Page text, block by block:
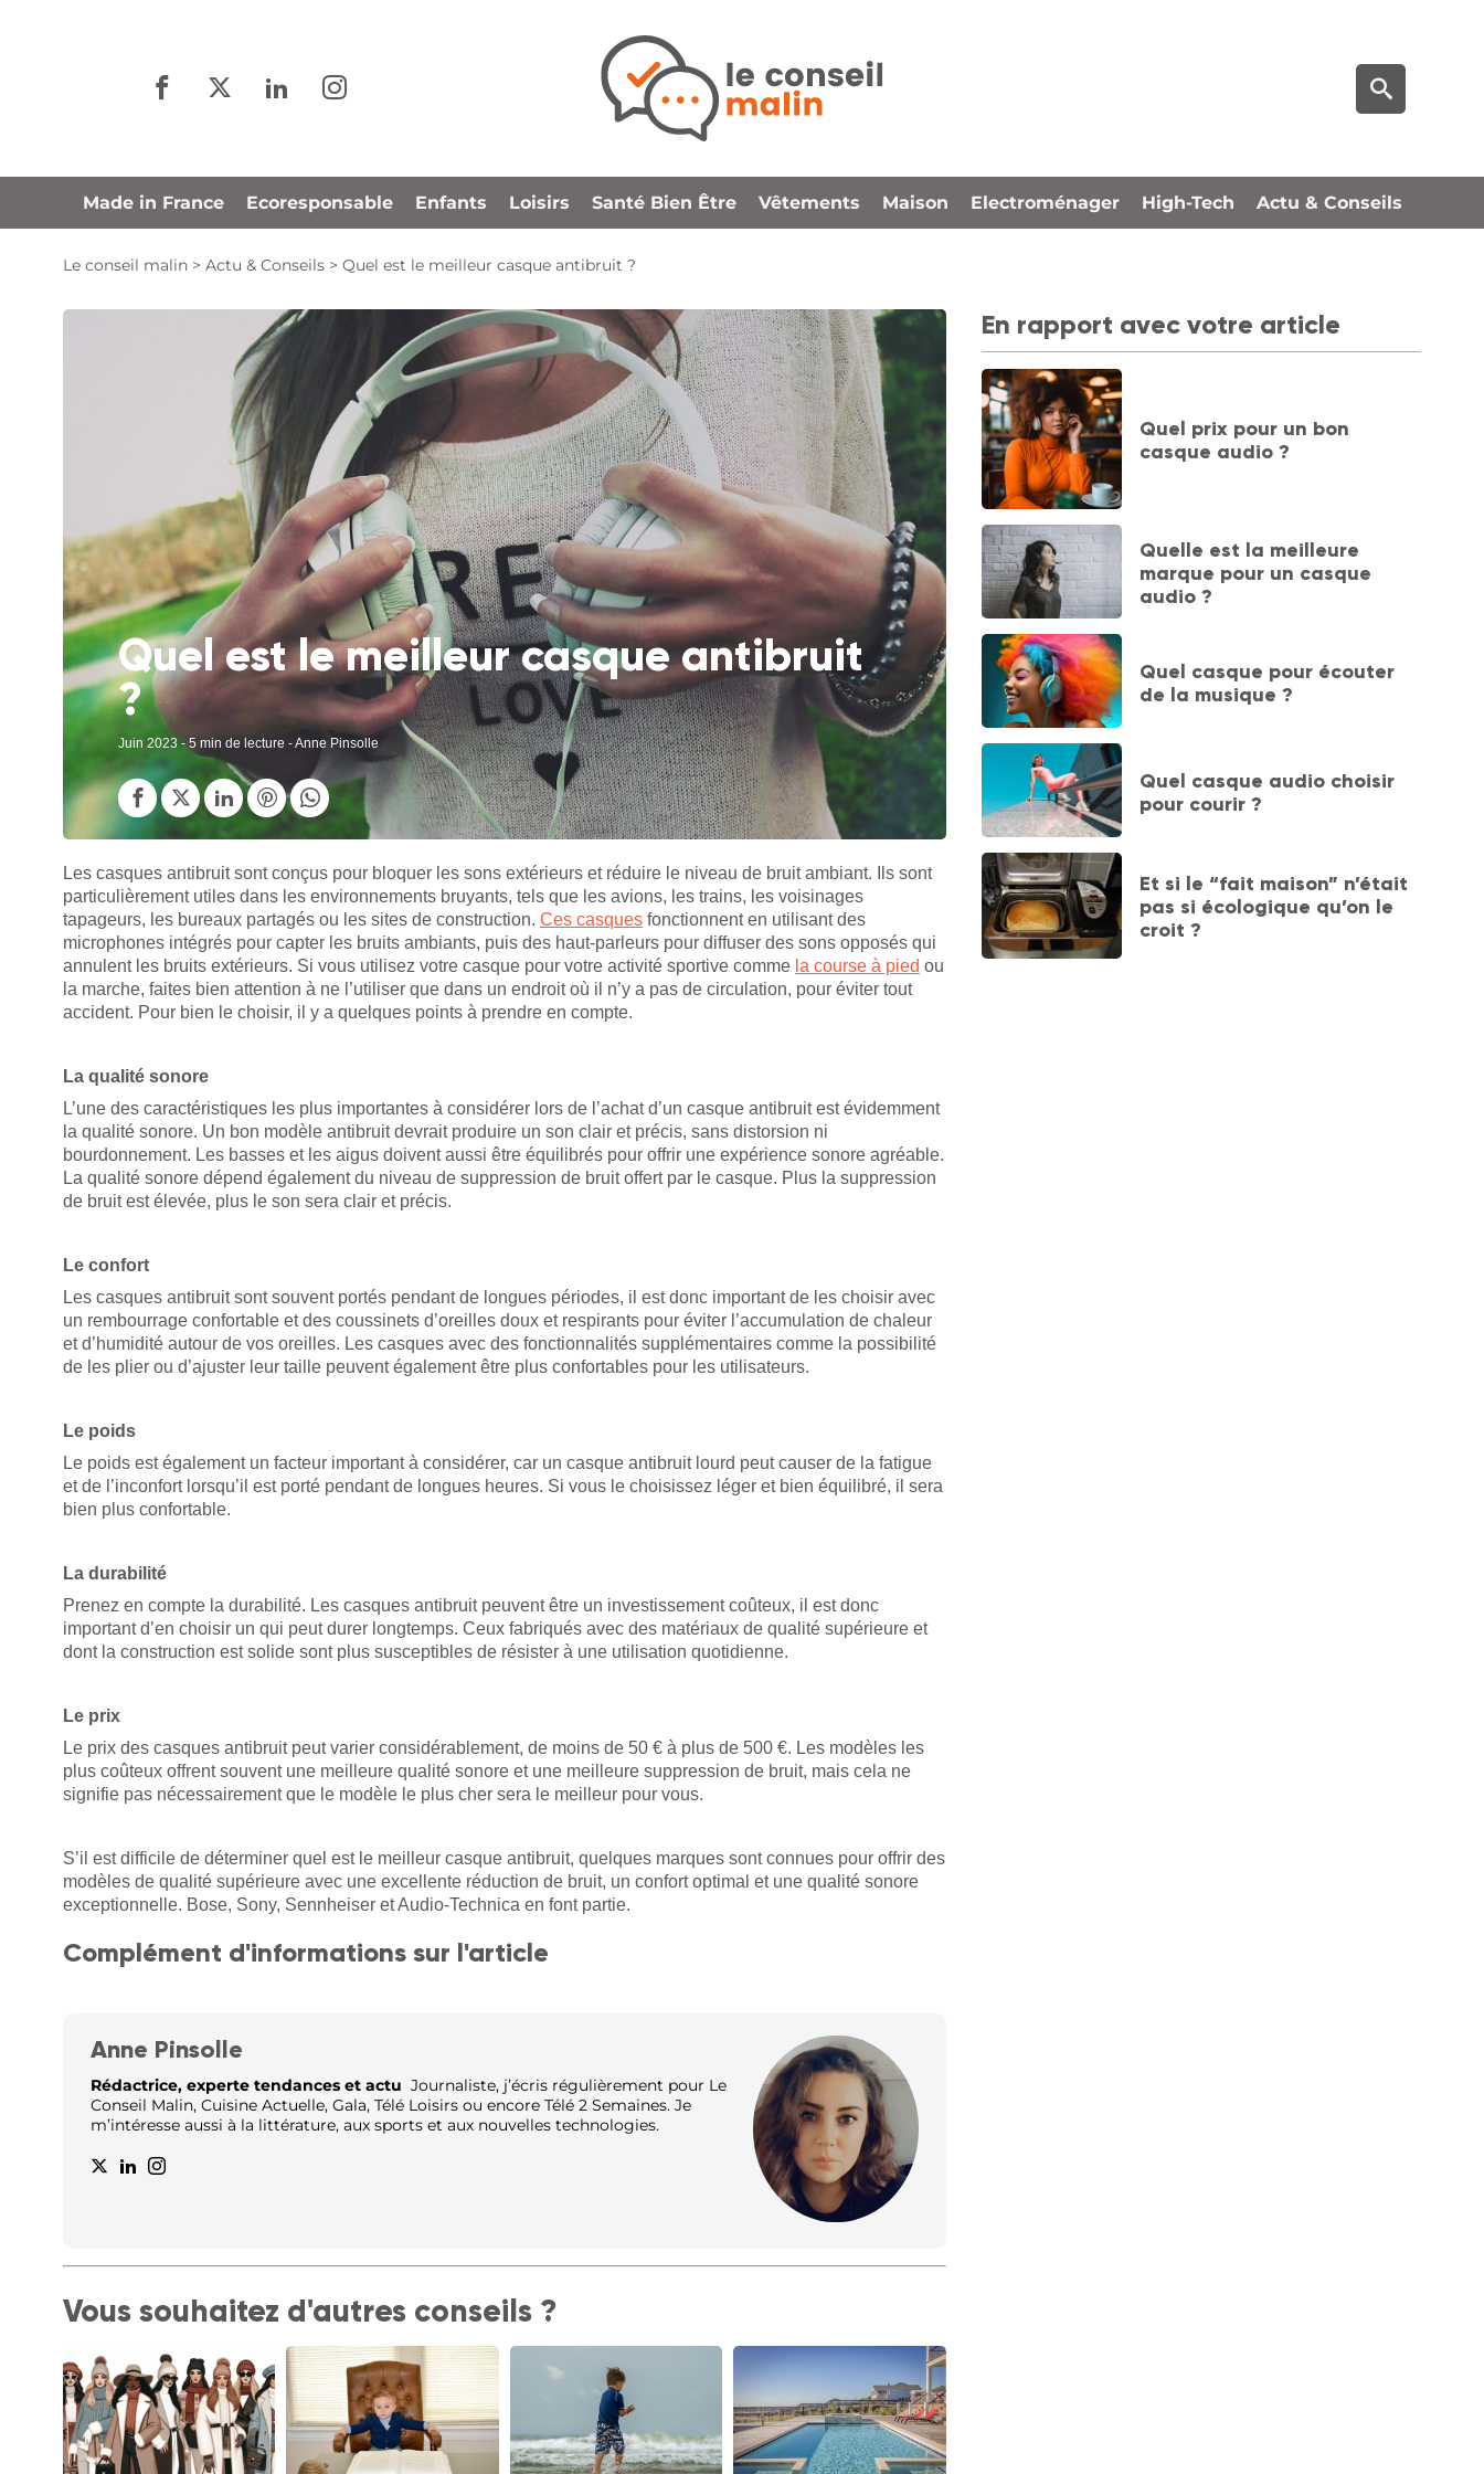
Made in France Ecoresponsable Enfants Loisirs Santé Bien Être Vêtements Maison Electroménager High-Tech Actu & Conseils
Le conseil malin > Actu & Conseils > Quel est le meilleur casque antibruit ?
Quel est le meilleur casque antibruit
?
Juin 2023- 5 min de lecture - Anne Pinsolle
Les casques antibruit sont conçus pour bloquer les sons extérieurs et réduire le niveau de bruit ambiant. Ils sont
particulièrement utiles dans les environnements bruyants, tels que les avions, les trains, les voisinages
tapageurs, les bureaux partagés ou les sites de construction. Ces casques fonctionnent en utilisant des
microphones intégrés pour capter les bruits ambiants, puis des haut-parleurs pour diffuser des sons opposés qui
annulent les bruits extérieurs. Si vous utilisez votre casque pour votre activité sportive comme la course à pied ou
la marche, faites bien attention à ne l’utiliser que dans un endroit où il n’y a pas de circulation, pour éviter tout
accident. Pour bien le choisir, il y a quelques points à prendre en compte.
La qualité sonore
L’une des caractéristiques les plus importantes à considérer lors de l’achat d’un casque antibruit est évidemment
la qualité sonore. Un bon modèle antibruit devrait produire un son clair et précis, sans distorsion ni
bourdonnement. Les basses et les aigus doivent aussi être équilibrés pour offrir une expérience sonore agréable.
La qualité sonore dépend également du niveau de suppression de bruit offert par le casque. Plus la suppression
de bruit est élevée, plus le son sera clair et précis.
Le confort
Les casques antibruit sont souvent portés pendant de longues périodes, il est donc important de les choisir avec
un rembourrage confortable et des coussinets d’oreilles doux et respirants pour éviter l’accumulation de chaleur
et d’humidité autour de vos oreilles. Les casques avec des fonctionnalités supplémentaires comme la possibilité
de les plier ou d’ajuster leur taille peuvent également être plus confortables pour les utilisateurs.
Le poids
Le poids est également un facteur important à considérer, car un casque antibruit lourd peut causer de la fatigue
et de l’inconfort lorsqu’il est porté pendant de longues heures. Si vous le choisissez léger et bien équilibré, il sera
bien plus confortable.
La durabilité
Prenez en compte la durabilité. Les casques antibruit peuvent être un investissement coûteux, il est donc
important d’en choisir un qui peut durer longtemps. Ceux fabriqués avec des matériaux de qualité supérieure et
dont la construction est solide sont plus susceptibles de résister à une utilisation quotidienne.
Le prix
Le prix des casques antibruit peut varier considérablement, de moins de 50 € à plus de 500 €. Les modèles les
plus coûteux offrent souvent une meilleure qualité sonore et une meilleure suppression de bruit, mais cela ne
signifie pas nécessairement que le modèle le plus cher sera le meilleur pour vous.
S’il est difficile de déterminer quel est le meilleur casque antibruit, quelques marques sont connues pour offrir des
modèles de qualité supérieure avec une excellente réduction de bruit, un confort optimal et une qualité sonore
exceptionnelle. Bose, Sony, Sennheiser et Audio-Technica en font partie.
Complément d'informations sur l'article
Anne Pinsolle
Rédactrice, experte tendances et actu Journaliste, j’écris régulièrement pour Le
Conseil Malin, Cuisine Actuelle, Gala, Télé Loisirs ou encore Télé 2 Semaines. Je
m’intéresse aussi à la littérature, aux sports et aux nouvelles technologies.
Vous souhaitez d'autres conseils ?
En rapport avec votre article
Quel prix pour un bon
casque audio ?
Quelle est la meilleure
marque pour un casque
audio ?
Quel casque pour écouter
de la musique ?
Quel casque audio choisir
pour courir ?
Et si le “fait maison” n’était
pas si écologique qu’on le
croit ?